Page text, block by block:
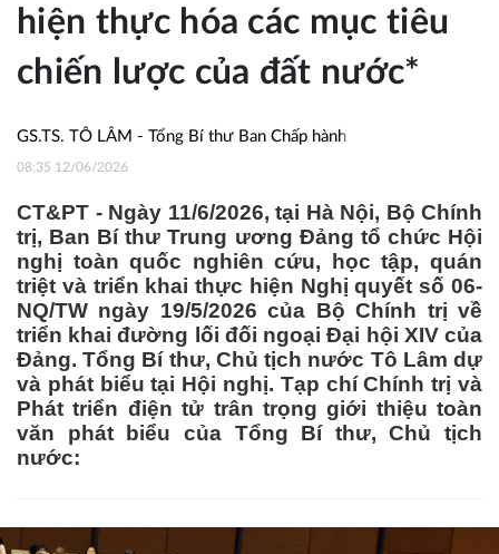
hiện thực hóa các mục tiêu
chiến lược của đất nước*
GS.TS. TÔ LÂM - Tổng Bí thư Ban Chấp hành Trung ương Đảng
08:35 12/06/2026
CT&PT - Ngày 11/6/2026, tại Hà Nội, Bộ Chính
trị, Ban Bí thư Trung ương Đảng tổ chức Hội
nghị toàn quốc nghiên cứu, học tập, quán
triệt và triển khai thực hiện Nghị quyết số 06-
NQ/TW ngày 19/5/2026 của Bộ Chính trị về
triển khai đường lối đối ngoại Đại hội XIV của
Đảng. Tổng Bí thư, Chủ tịch nước Tô Lâm dự
và phát biểu tại Hội nghị. Tạp chí Chính trị và
Phát triển điện tử trân trọng giới thiệu toàn
văn phát biểu của Tổng Bí thư, Chủ tịch
nước: